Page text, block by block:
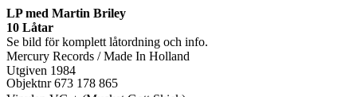
LP med Martin Briley
10 Låtar
Se bild för komplett låtordning och info.
Mercury Records / Made In Holland
Utgiven 1984
Objektnr 673 178 865